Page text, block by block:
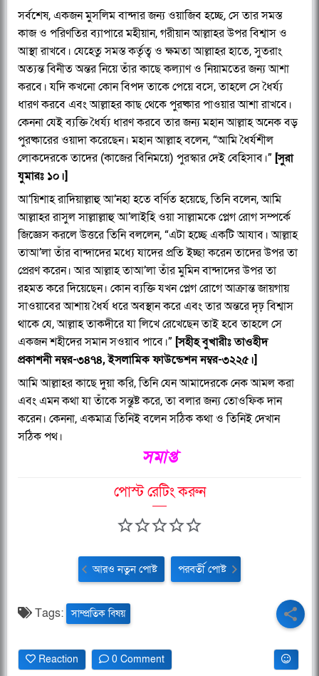
সর্বশেষ, একজন মুসলিম বান্দার জন্য ওয়াজিব হচ্ছে, সে তার সমস্ত
কাজ ও পরিণতির ব্যাপারে মহীয়ান, গরীয়ান আল্লাহর উপর বিশ্বাস ও
আস্থা রাখবে। যেহেতু সমস্ত কর্তৃত্ব ও ক্ষমতা আল্লাহর হাতে, সুতরাং
অত্যন্ত বিনীত অন্তর নিয়ে তাঁর কাছে কল্যাণ ও নিয়ামতের জন্য আশা
করবে। যদি কখনো কোন বিপদ তাকে পেয়ে বসে, তাহলে সে ধৈর্য্য
ধারণ করবে এবং আল্লাহর কাছ থেকে পুরষ্কার পাওয়ার আশা রাখবে।
কেননা যেই ব্যক্তি ধৈর্য্য ধারণ করবে তার জন্য মহান আল্লাহ অনেক বড়
পুরষ্কারের ওয়াদা করেছেন। মহান আল্লাহ বলেন, “আমি ধৈর্যশীল
লোকদেরকে তাদের (কাজের বিনিময়ে) পুরস্কার দেই বেহিসাব।” [সুরা
যুমারঃ ১০।]
আ’য়িশাহ রাদিয়াল্লাহু আ’নহা হতে বর্ণিত হয়েছে, তিনি বলেন, আমি
আল্লাহর রাসুল সাল্লাল্লাহু আ’লাইহি ওয়া সাল্লামকে প্লেগ রোগ সম্পর্কে
জিজ্ঞেস করলে উত্তরে তিনি বললেন, “এটা হচ্ছে একটি আযাব। আল্লাহ
তাআ’লা তাঁর বান্দাদের মধ্যে যাদের প্রতি ইচ্ছা করেন তাদের উপর তা
প্রেরণ করেন। আর আল্লাহ তাআ’লা তাঁর মুমিন বান্দাদের উপর তা
রহমত করে দিয়েছেন। কোন ব্যক্তি যখন প্লেগ রোগে আক্রান্ত জায়গায়
সাওয়াবের আশায় ধৈর্য ধরে অবস্থান করে এবং তার অন্তরে দৃঢ় বিশ্বাস
থাকে যে, আল্লাহ তাকদীরে যা লিখে রেখেছেন তাই হবে তাহলে সে
একজন শহীদের সমান সওয়াব পাবে।” [সহীহ বুখারীঃ তাওহীদ
প্রকাশনী নম্বর-৩৪৭৪, ইসলামিক ফাউন্ডেশন নম্বর-৩২২৫।]
আমি আল্লাহর কাছে দুয়া করি, তিনি যেন আমাদেরকে নেক আমল করা
এবং এমন কথা যা তাঁকে সন্তুষ্ট করে, তা বলার জন্য তোওফিক দান
করেন। কেননা, একমাত্র তিনিই বলেন সঠিক কথা ও তিনিই দেখান
সঠিক পথ।
সমাপ্ত
পোস্ট রেটিং করুন
আরও নতুন পোষ্ট পরবর্তী পোষ্ট
Tags: সাম্প্রতিক বিষয়
Reaction 0 Comment